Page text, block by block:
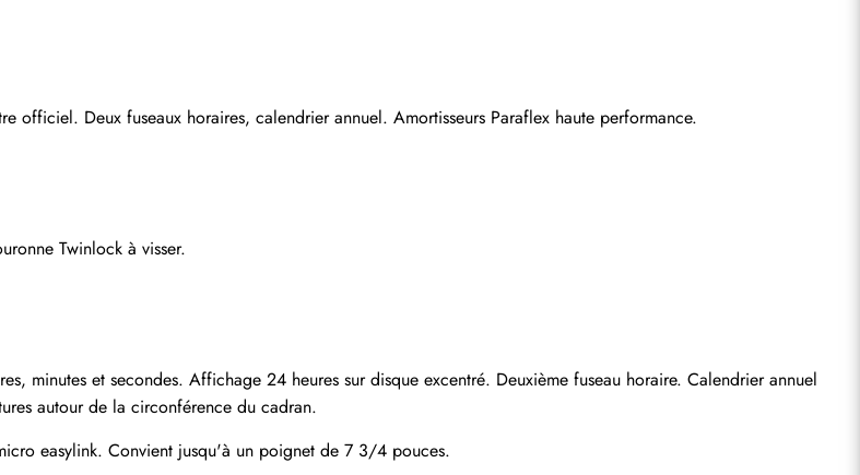
officiel. Deux fuseaux horaires, calendrier annuel. Amortisseurs Paraflex haute performance.
Twinlock à visser.
minutes et secondes. Affichage 24 heures sur disque excentré. Deuxième fuseau horaire. Calendrier annuel
autour de la circonférence du cadran.
easylink. Convient jusqu'à un poignet de 7 3/4 pouces.